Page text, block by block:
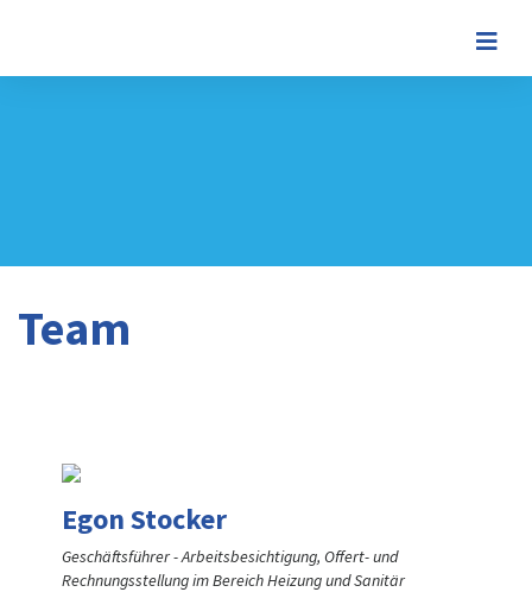
Team
Egon Stocker
Geschäftsführer - Arbeitsbesichtigung, Offert- und
Rechnungsstellung im Bereich Heizung und Sanitär